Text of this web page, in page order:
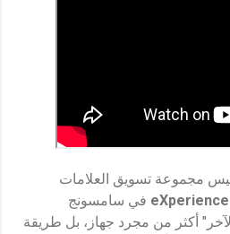
مجموعة تسويق العلامات
في سامسونج
أكثر من مجرد جهاز، بل طريقة